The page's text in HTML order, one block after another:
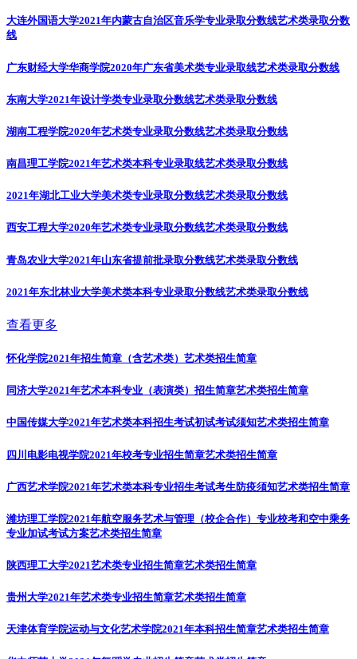
大连外国语大学2021年内蒙古自治区音乐学专业录取分数线艺术类录取分数
线
广东财经大学华商学院2020年广东省美术类专业录取线艺术类录取分数线
东南大学2021年设计学类专业录取分数线艺术类录取分数线
湖南工程学院2020年艺术类专业录取分数线艺术类录取分数线
南昌理工学院2021年艺术类本科专业录取线艺术类录取分数线
2021年湖北工业大学美术类专业录取分数线艺术类录取分数线
西安工程大学2020年艺术类专业录取分数线艺术类录取分数线
青岛农业大学2021年山东省提前批录取分数线艺术类录取分数线
2021年东北林业大学美术类本科专业录取分数线艺术类录取分数线
查看更多
怀化学院2021年招生简章（含艺术类） 艺术类招生简章
同济大学2021年艺术本科专业（表演类）招生简章艺术类招生简章
中国传媒大学2021年艺术类本科招生考试初试考试须知艺术类招生简章
四川电影电视学院2021年校考专业招生简章艺术类招生简章
广西艺术学院2021年艺术类本科专业招生考试考生防疫须知艺术类招生简章
潍坊理工学院2021年航空服务艺术与管理（校企合作）专业校考和空中乘务
专业加试考试方案艺术类招生简章
陕西理工大学2021艺术类专业招生简章艺术类招生简章
贵州大学2021年艺术类专业招生简章艺术类招生简章
天津体育学院运动与文化艺术学院2021年本科招生简章艺术类招生简章